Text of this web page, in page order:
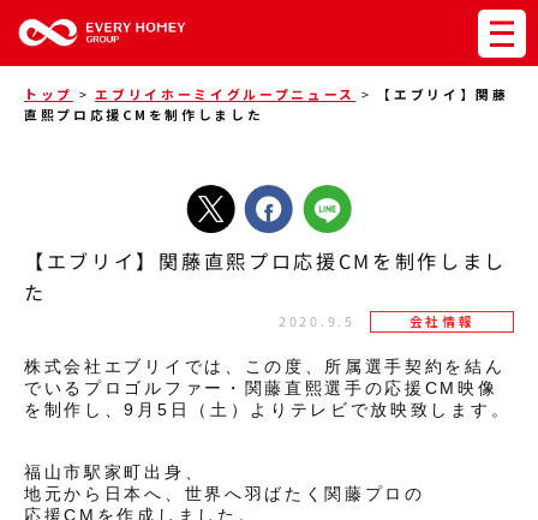
トップ >エブリイホーミイグループニュース >
【エブリイ】関藤
直熙プロ応援CMを制作しました
【エブリイ】関藤直熙プロ応援CMを制作しまし
た
2020.9.5 会社情報
株式会社エブリイでは、この度、所属選手契約を結ん
でいるプロゴルファー・関藤直熙選手の応援CM映像
を制作し、9月5日（土）よりテレビで放映致します。
福山市駅家町出身、
地元から日本へ、世界へ羽ばたく関藤プロの
応援CMを作成しました。